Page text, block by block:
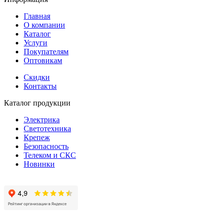
Главная
О компании
Каталог
Услуги
Покупателям
Оптовикам
Скидки
Контакты
Каталог продукции
Электрика
Светотехника
Крепеж
Безопасность
Телеком и СКС
Новинки